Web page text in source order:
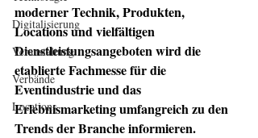
Digitalisierung
Veranstaltung
Verbände
Locations
moderner Technik, Produkten,
Locations und vielfältigen
Dienstleistungsangeboten wird die
etablierte Fachmesse für die
Eventindustrie und das
Erlebnismarketing umfangreich zu den
Trends der Branche informieren.